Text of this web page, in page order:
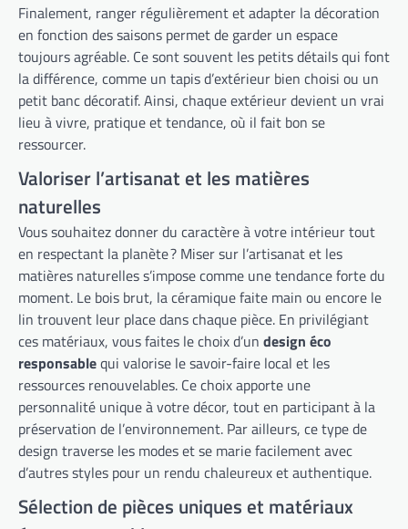
Finalement, ranger régulièrement et adapter la décoration
en fonction des saisons permet de garder un espace
toujours agréable. Ce sont souvent les petits détails qui font
la différence, comme un tapis d’extérieur bien choisi ou un
petit banc décoratif. Ainsi, chaque extérieur devient un vrai
lieu à vivre, pratique et tendance, où il fait bon se
ressourcer.
Valoriser l’artisanat et les matières
naturelles
Vous souhaitez donner du caractère à votre intérieur tout
en respectant la planète ? Miser sur l’artisanat et les
matières naturelles s’impose comme une tendance forte du
moment. Le bois brut, la céramique faite main ou encore le
lin trouvent leur place dans chaque pièce. En privilégiant
ces matériaux, vous faites le choix d’un design éco
responsablequi valorise le savoir-faire local et les
ressources renouvelables. Ce choix apporte une
personnalité unique à votre décor, tout en participant à la
préservation de l’environnement. Par ailleurs, ce type de
design traverse les modes et se marie facilement avec
d’autres styles pour un rendu chaleureux et authentique.
Sélection de pièces uniques et matériaux